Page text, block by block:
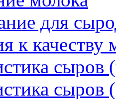
для
к качеству
сыров
сыров